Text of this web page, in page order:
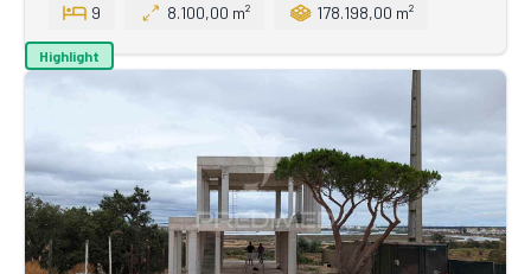
9 8.100,00 m² 178.198,00 m²
Highlight